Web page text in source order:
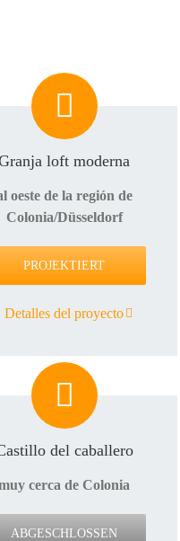
loft moderna
oeste de la región de
Colonia/Düsseldorf
PROJEKTIERT
Detalles del proyecto
del caballero
cerca de Colonia
ABGESCHLOSSEN